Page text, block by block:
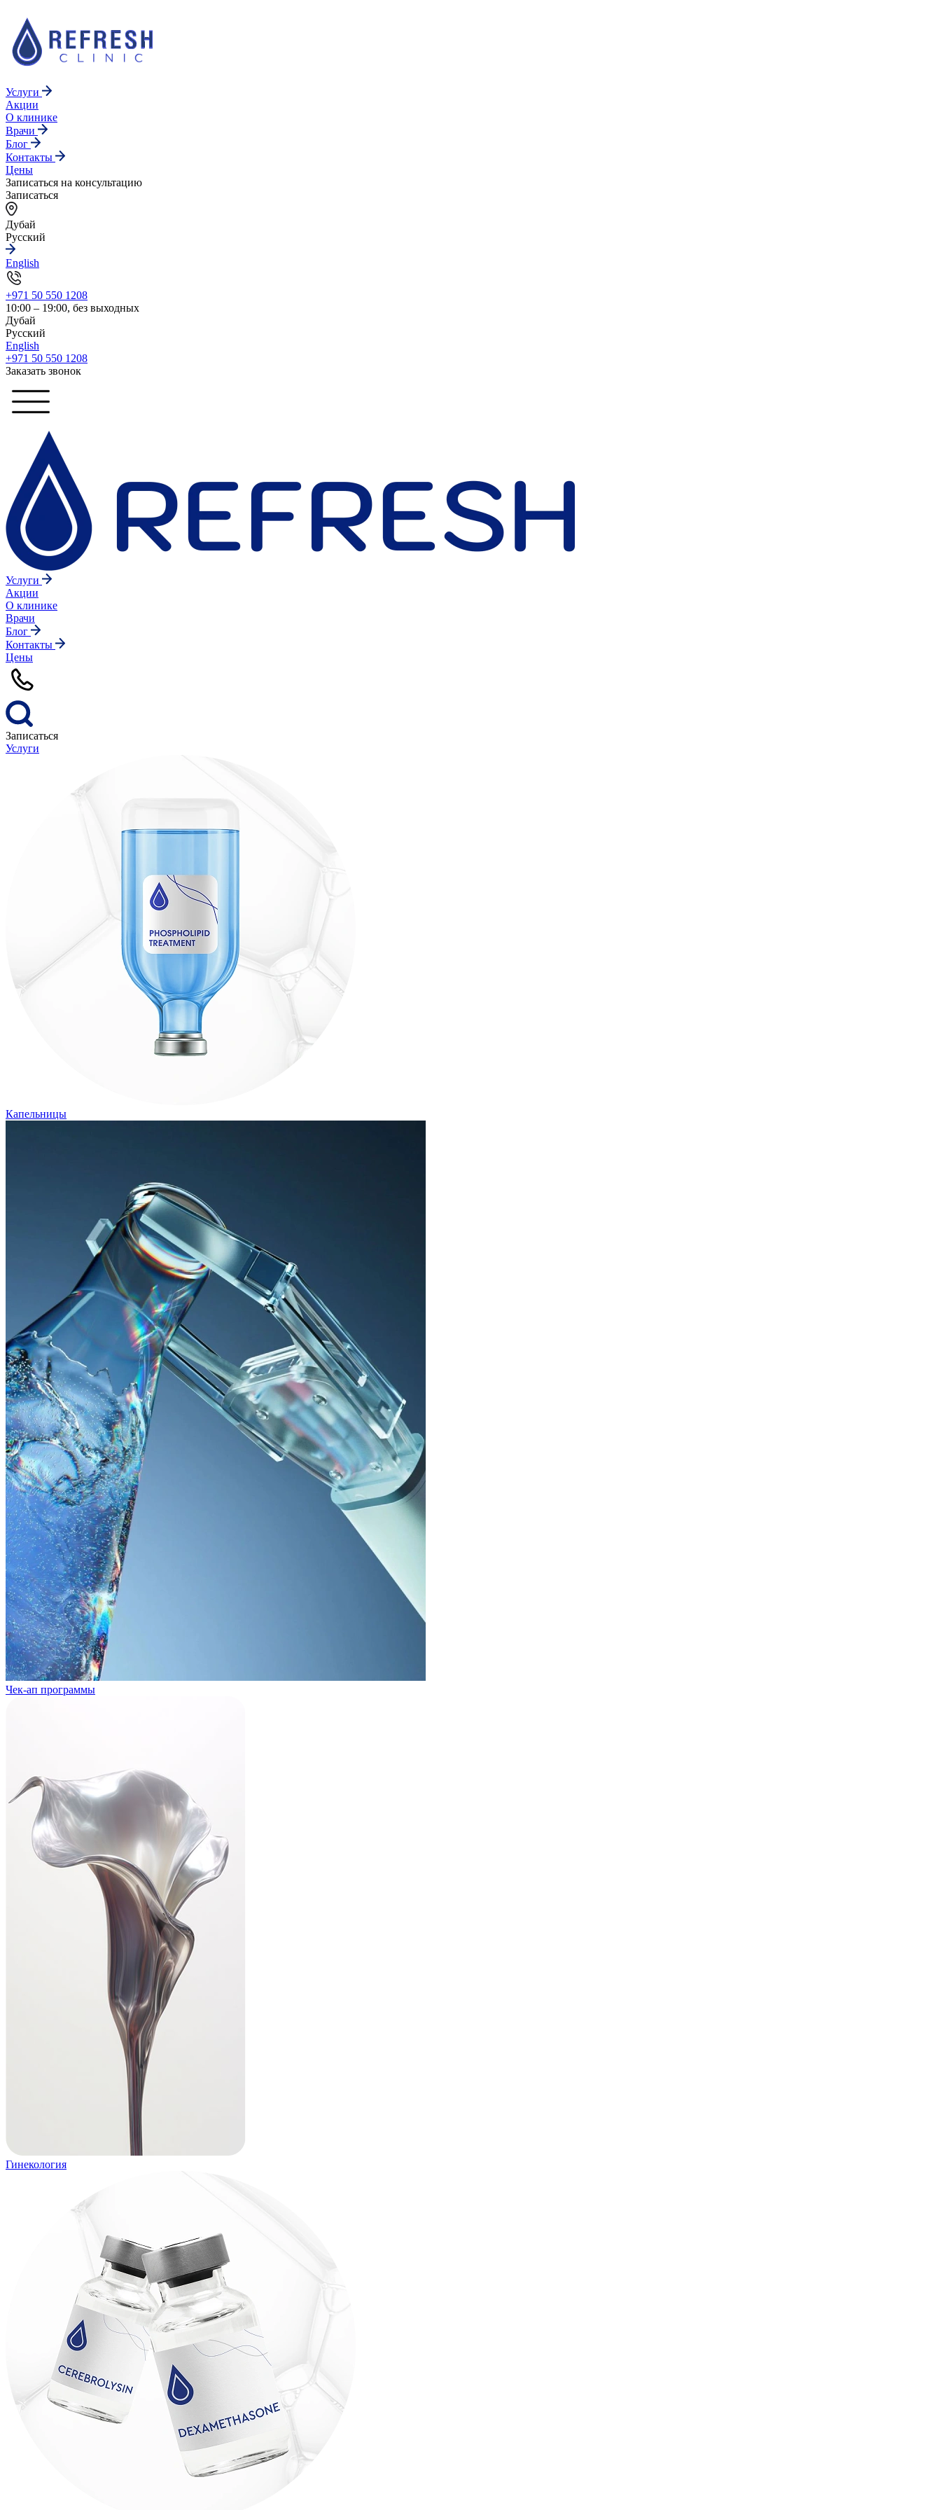
Услуги
Акции
О клинике
Врачи
Блог
Контакты
Цены
Записаться на консультацию
Записаться
Дубай
Русский
English
+971 50 550 1208
10:00 – 19:00, без выходных
Дубай
Русский
English
+971 50 550 1208
Заказать звонок
Услуги
Акции
О клинике
Врачи
Блог
Контакты
Цены
Записаться
Услуги
Капельницы
Чек-ап программы
Гинекология